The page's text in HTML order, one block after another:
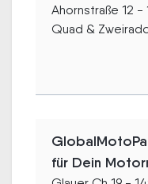
Ahornstraße 12 -
Quad &
für Dein